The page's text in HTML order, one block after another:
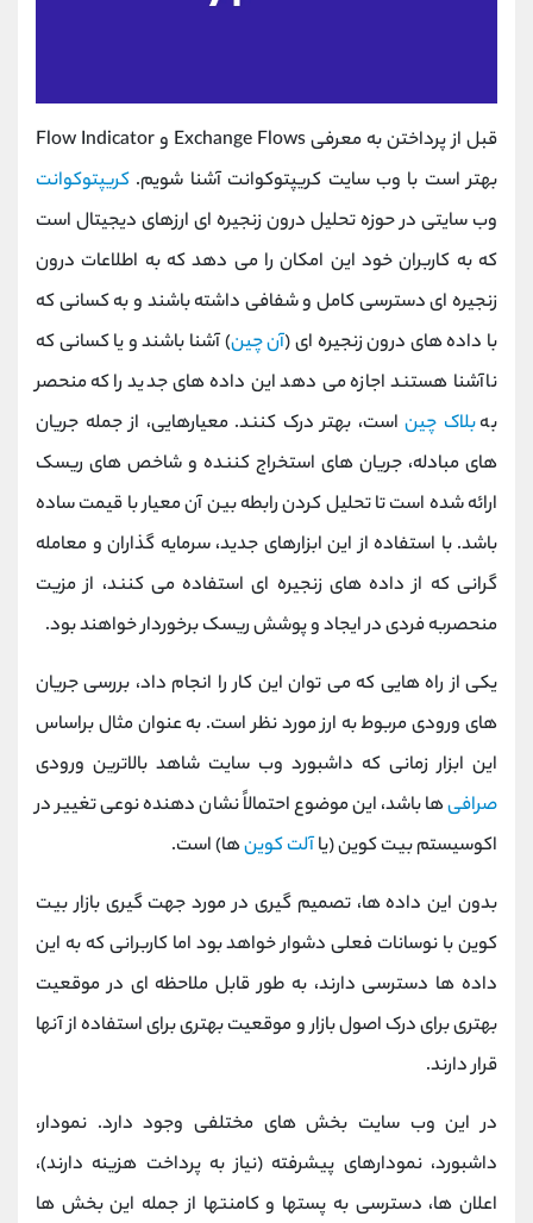
قبل از پرداختن به معرفی Exchange Flows و Flow Indicator
بهتر است با وب سایت کریپتوکوانت آشنا شویم. کریپتوکوانت
وب سایتی در حوزه تحلیل درون زنجیره ای ارزهای دیجیتال است
که به کاربران خود این امکان را می دهد که به اطلاعات درون
زنجیره ای دسترسی کامل و شفافی داشته باشند و به کسانی که
با داده‌ های درون زنجیره‌ ای (آن چین) آشنا باشند و یا کسانی که
ناآشنا هستند اجازه می ‌دهد این داده‌ های جدید را که منحصر
بهبلاک چین است، بهتر درک کنند. معیارهایی، از جمله جریان
های مبادله، جریان های استخراج کننده و شاخص های ریسک
ارائه شده است تا تحلیل کردن رابطه بین آن معیار با قیمت ساده
باشد. با استفاده از این ابزارهای جدید، سرمایه ‌گذاران و معامله‌
گرانی که از داده‌ های زنجیره‌ ای استفاده می ‌کنند، از مزیت
منحصربه‌ فردی در ایجاد و پوشش ریسک برخوردار خواهند بود.
یکی از راه هایی که می توان این کار را انجام داد، بررسی جریان
های ورودی مربوط به ارز مورد نظر است. به عنوان مثال براساس
این ابزار زمانی که داشبورد وب سایت شاهد بالاترین ورودی
صرافیها باشد، این موضوع احتمالاً نشان دهنده نوعی تغییر در
اکوسیستم بیت کوین (یاآلت کوینها) است.
بدون این داده ها، تصمیم گیری در مورد جهت گیری بازار بیت
کوین با نوسانات فعلی دشوار خواهد بود اما کاربرانی که به این
داده‌ ها دسترسی دارند، به طور قابل ملاحظه‌ ای در موقعیت
بهتری برای درک اصول بازار و موقعیت بهتری برای استفاده از آنها
قرار دارند.
در این وب سایت بخش های مختلفی وجود دارد. نمودار،
داشبورد، نمودارهای پیشرفته (نیاز به پرداخت هزینه دارند)،
اعلان ها، دسترسی به پستها و کامنتها از جمله این بخش ها